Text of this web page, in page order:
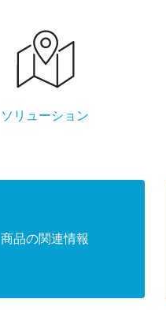
ソリューション
商品の関連情報